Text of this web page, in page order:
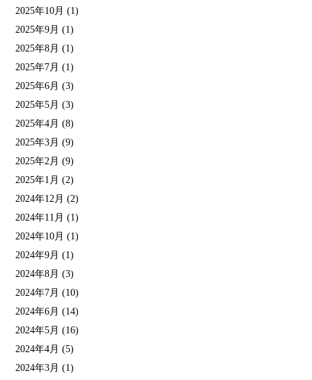
2025年10月 (1)
2025年9月 (1)
2025年8月 (1)
2025年7月 (1)
2025年6月 (3)
2025年5月 (3)
2025年4月 (8)
2025年3月 (9)
2025年2月 (9)
2025年1月 (2)
2024年12月 (2)
2024年11月 (1)
2024年10月 (1)
2024年9月 (1)
2024年8月 (3)
2024年7月 (10)
2024年6月 (14)
2024年5月 (16)
2024年4月 (5)
2024年3月 (1)